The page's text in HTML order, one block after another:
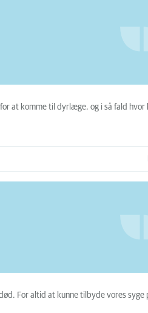
at komme til dyrlæge, og i så fald
For altid at kunne tilbyde vores